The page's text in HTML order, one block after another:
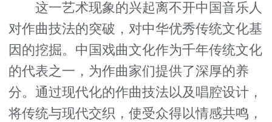
这一艺术现象的兴起离不开中国音乐人
对作曲技法的突破，对中华优秀传统文化基
因的挖掘。中国戏曲文化作为千年传统文化
的代表之一，为作曲家们提供了深厚的养
分。通过现代化的作曲技法以及唱腔设计，
将传统与现代交织，使受众得以情感共鸣，